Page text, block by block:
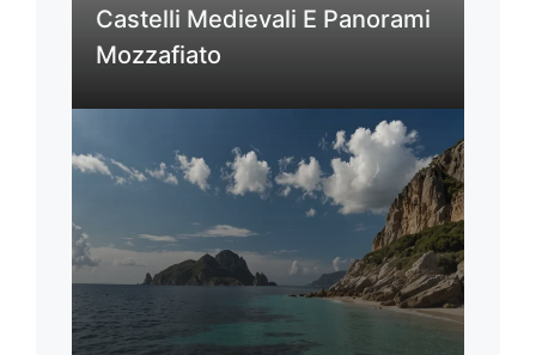
Castelli Medievali E Panorami
Mozzafiato